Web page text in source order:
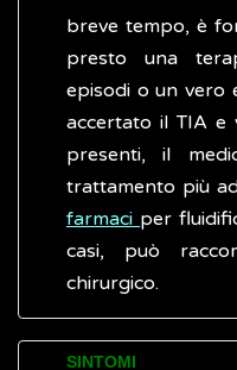
breve tempo, è
presto una
episodi o un vero
accertato il TIA e
presenti, il
trattamento più
farmaci per
casi, può
chirurgico.
SINTOMI